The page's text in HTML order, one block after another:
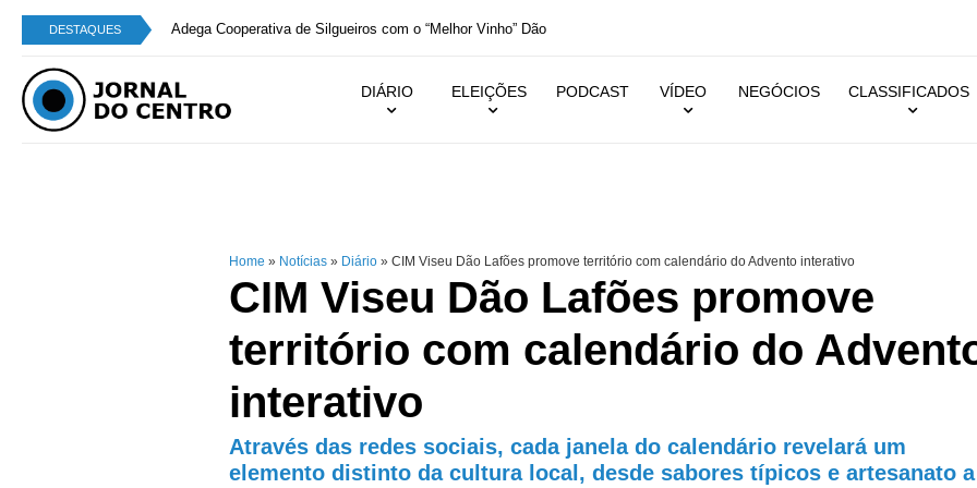
DESTAQUES Adega Cooperativa de Silgueiros com o “Melhor Vinho” Dão
DIÁRIO ELEIÇÕES PODCAST VÍDEO NEGÓCIOS CLASSIFICADOS
Home » Notícias » Diário » CIM Viseu Dão Lafões promove território com calendário do Advento interativo
CIM Viseu Dão Lafões promove
território com calendário do
interativo
Através das redes sociais, cada janela do calendário revelará um
elemento distinto da cultura local, desde sabores típicos e artesanato a